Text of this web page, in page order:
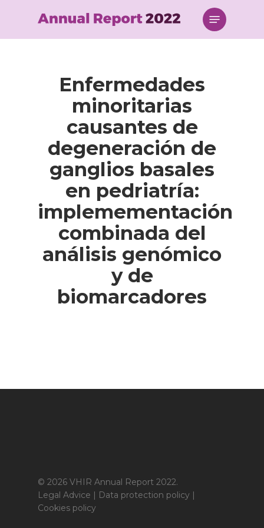
content
Menu
Enfermedades
minoritarias
causantes de
degeneración de
ganglios basales
en pedriatría:
implemementación
combinada del
análisis genómico
y de
biomarcadores
© 2026 VHIR Annual Report 2022.
Legal Advice | Data protection policy |
Cookies policy